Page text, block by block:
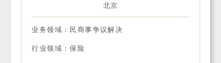
北京
业务领域：民商事争议解决
行业领域：保险